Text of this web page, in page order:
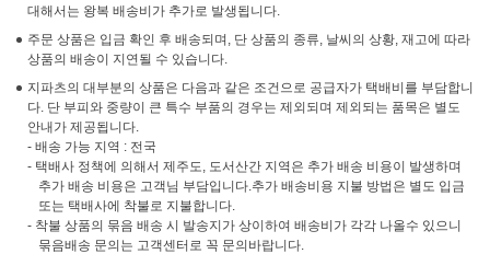
대해서는 왕복 배송비가 추가로 발생됩니다.
주문 상품은 입금 확인 후 배송되며, 단 상품의 종류, 날씨의 상황, 재고에 따라
상품의 배송이 지연될 수 있습니다.
지파츠의 대부분의 상품은 다음과 같은 조건으로 공급자가 택배비를 부담합니
다. 단 부피와 중량이 큰 특수 부품의 경우는 제외되며 제외되는 품목은 별도
안내가 제공됩니다.
- 배송 가능 지역 : 전국
- 택배사 정책에 의해서 제주도, 도서산간 지역은 추가 배송 비용이 발생하며
추가 배송 비용은 고객님 부담입니다.추가 배송비용 지불 방법은 별도 입금
또는 택배사에 착불로 지불합니다.
- 착불 상품의 묶음 배송 시 발송지가 상이하여 배송비가 각각 나올수 있으니
묶음배송 문의는 고객센터로 꼭 문의바랍니다.